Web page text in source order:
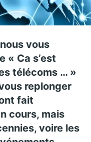
vous
« Ca s’est
télécoms … »
replonger
fait
cours, mais
voire les